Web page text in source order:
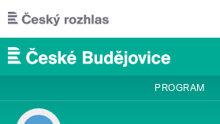
Přejít k hlavnímu obsahu
PROGRAM